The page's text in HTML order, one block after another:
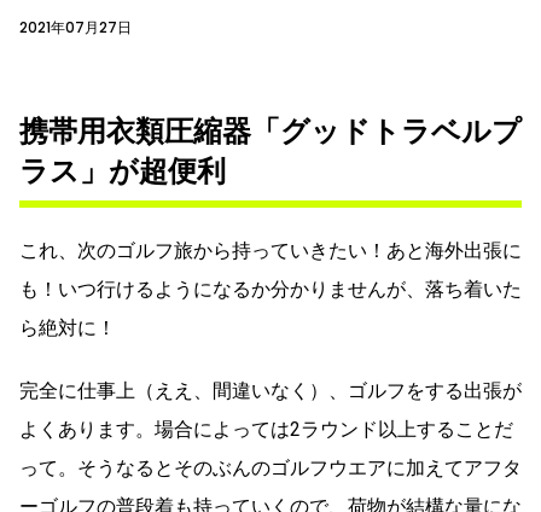
2021年07月27日
携帯用衣類圧縮器「グッドトラベルプ
ラス」が超便利
これ、次のゴルフ旅から持っていきたい！あと海外出張に
も！いつ行けるようになるか分かりませんが、落ち着いた
ら絶対に！
完全に仕事上（ええ、間違いなく）、ゴルフをする出張が
よくあります。場合によっては2ラウンド以上することだ
って。そうなるとそのぶんのゴルフウエアに加えてアフタ
ーゴルフの普段着も持っていくので、荷物が結構な量にな